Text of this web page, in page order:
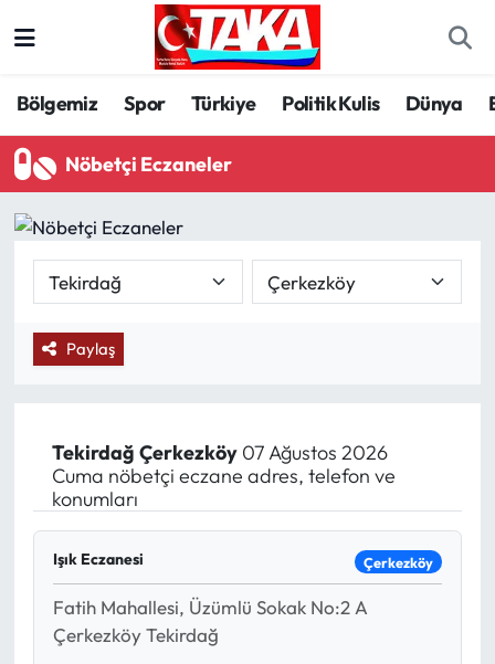
Bölgemiz Spor Türkiye Politik Kulis Dünya
Nöbetçi Eczaneler
Paylaş
Tekirdağ Çerkezköy07 Ağustos 2026
Cuma nöbetçi eczane adres, telefon ve
konumları
Işık Eczanesi Çerkezköy
Fatih Mahallesi, Üzümlü Sokak No:2 A
Çerkezköy Tekirdağ
Spor
Türkiye
Politika
Politik Kulis
Magazin
Mektup Galeri
Röportaj
Manşet
Trabzon Hava Durumu
Trabzon Trafik Yoğunluk Haritası
Tüm Manşetler
Son Dakika Haberleri